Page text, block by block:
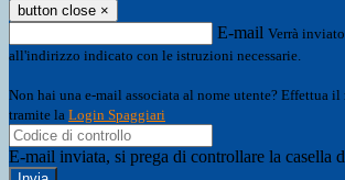
button close ×
E-mail Verrà
all'indirizzo indicato con le istruzioni necessarie.
Non hai una e-mail associata al nome utente? Effettua il
tramite la Login Spaggiari
E-mail inviata, si prega di controllare la casella